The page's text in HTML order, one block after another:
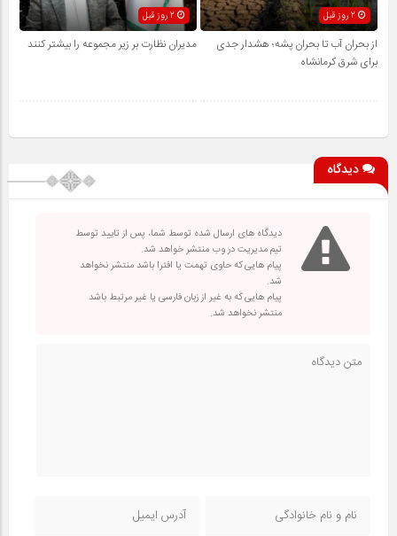
2 روز قبل
از بحران آب تا بحران پشه؛ هشدار جدی
برای شرق کرمانشاه
مدیران نظارت بر زیر مجموعه را بیشتر کنند
دیدگاه
دیدگاه های ارسال شده توسط شما، پس از تایید توسط
تیم مدیریت در وب منتشر خواهد شد.
پیام هایی که حاوی تهمت یا افترا باشد منتشر نخواهد
شد.
پیام هایی که به غیر از زبان فارسی یا غیر مرتبط باشد
منتشر نخواهد شد.